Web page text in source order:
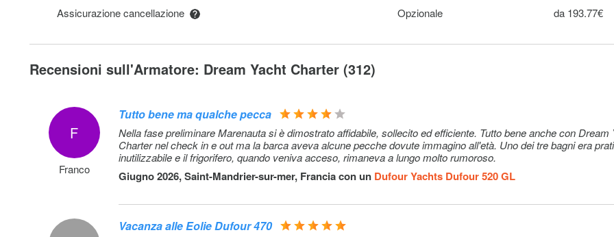
prenotazione)
Trasferimento
Opzionale
15–29€
Extra set of towels (choose how many): Extra set of towels: 10 € 1
Set biancheria extra (scegli quanti): Extra set of linen : 15 € 1 set
of linen (2 sheets & 2 pillow case) - to be updated manually
(pagamento anticipato)
Opzionale
15€ (per
Consumi elettrici e idrici nelle marine: Electric & Water
Assicurazione cancellazione
Opzionale da 193.77€
Recensioni sull'Armatore: Dream Yacht Charter (312)
F
Franco
Tutto bene ma qualche pecca
Nella fase preliminare Marenauta si è dimostrato affidabile, sollecito ed efficiente. Tutto bene anche con Dream
Charter nel check in e out ma la barca aveva alcune pecche dovute immagino all'età. Uno dei tre bagni era
inutilizzabile e il frigorifero, quando veniva acceso, rimaneva a lungo molto rumoroso.
Giugno 2026, Saint-Mandrier-sur-mer, Francia con un Dufour Yachts Dufour 520 GL
Vacanza alle Eolie Dufour 470